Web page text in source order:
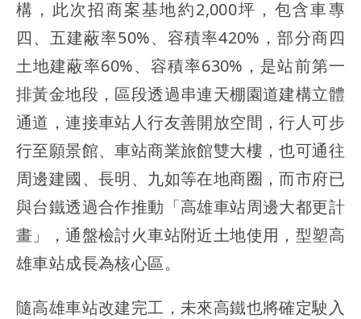
構，此次招商案基地約2,000坪，包含車專
四、五建蔽率50%、容積率420%，部分商四
土地建蔽率60%、容積率630%，是站前第一
排黃金地段，區段透過串連天棚園道建構立體
通道，連接車站人行友善開放空間，行人可步
行至願景館、車站商業旅館雙大樓，也可通往
周邊建國、長明、九如等在地商圈，而市府已
與台鐵透過合作推動「高雄車站周邊大都更計
畫」，通盤檢討火車站附近土地使用，型塑高
雄車站成長為核心區。
隨高雄車站改建完工，未來高鐵也將確定駛入